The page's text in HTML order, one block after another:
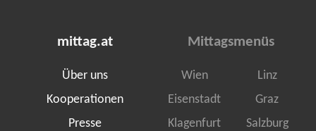
mittag.at
Über uns
Kooperationen
Presse
Mittagsmenüs
Wien
Linz
Eisenstadt
Graz
Klagenfurt
Salzburg